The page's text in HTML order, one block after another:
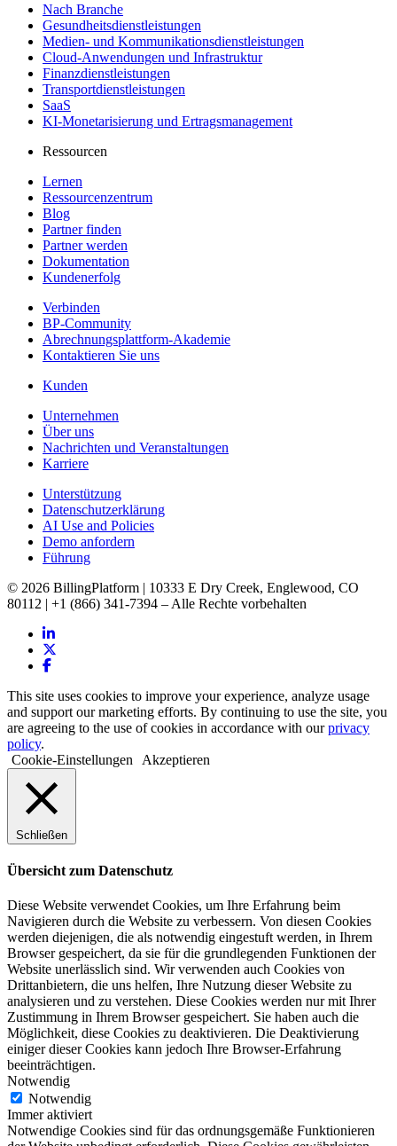
Nach Branche
Gesundheitsdienstleistungen
Medien- und Kommunikationsdienstleistungen
Cloud-Anwendungen und Infrastruktur
Finanzdienstleistungen
Transportdienstleistungen
SaaS
KI-Monetarisierung und Ertragsmanagement
Ressourcen
Lernen
Ressourcenzentrum
Blog
Partner finden
Partner werden
Dokumentation
Kundenerfolg
Verbinden
BP-Community
Abrechnungsplattform-Akademie
Kontaktieren Sie uns
Kunden
Unternehmen
Über uns
Nachrichten und Veranstaltungen
Karriere
Unterstützung
Datenschutzerklärung
AI Use and Policies
Demo anfordern
Führung
© 2026 BillingPlatform | 10333 E Dry Creek, Englewood, CO
80112 | +1 (866) 341-7394 – Alle Rechte vorbehalten
This site uses cookies to improve your experience, analyze usage
and support our marketing efforts. By continuing to use the site, you
are agreeing to the use of cookies in accordance with ourprivacy
policy.
Cookie-Einstellungen
Akzeptieren
Schließen
Übersicht zum Datenschutz
Diese Website verwendet Cookies, um Ihre Erfahrung beim
Navigieren durch die Website zu verbessern. Von diesen Cookies
werden diejenigen, die als notwendig eingestuft werden, in Ihrem
Browser gespeichert, da sie für die grundlegenden Funktionen der
Website unerlässlich sind. Wir verwenden auch Cookies von
Drittanbietern, die uns helfen, Ihre Nutzung dieser Website zu
analysieren und zu verstehen. Diese Cookies werden nur mit Ihrer
Zustimmung in Ihrem Browser gespeichert. Sie haben auch die
Möglichkeit, diese Cookies zu deaktivieren. Die Deaktivierung
einiger dieser Cookies kann jedoch Ihre Browser-Erfahrung
beeinträchtigen.
Notwendig
Notwendig
Immer aktiviert
Notwendige Cookies sind für das ordnungsgemäße Funktionieren